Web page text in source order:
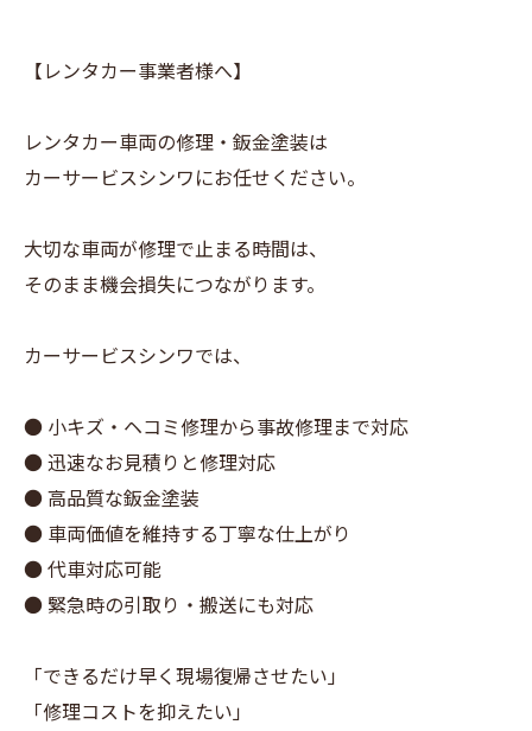
【レンタカー事業者様へ】
レンタカー車両の修理・鈑金塗装は
カーサービスシンワにお任せください。
大切な車両が修理で止まる時間は、
そのまま機会損失につながります。
カーサービスシンワでは、
● 小キズ・ヘコミ修理から事故修理まで対応
● 迅速なお見積りと修理対応
● 高品質な鈑金塗装
● 車両価値を維持する丁寧な仕上がり
● 代車対応可能
● 緊急時の引取り・搬送にも対応
「できるだけ早く現場復帰させたい」
「修理コストを抑えたい」